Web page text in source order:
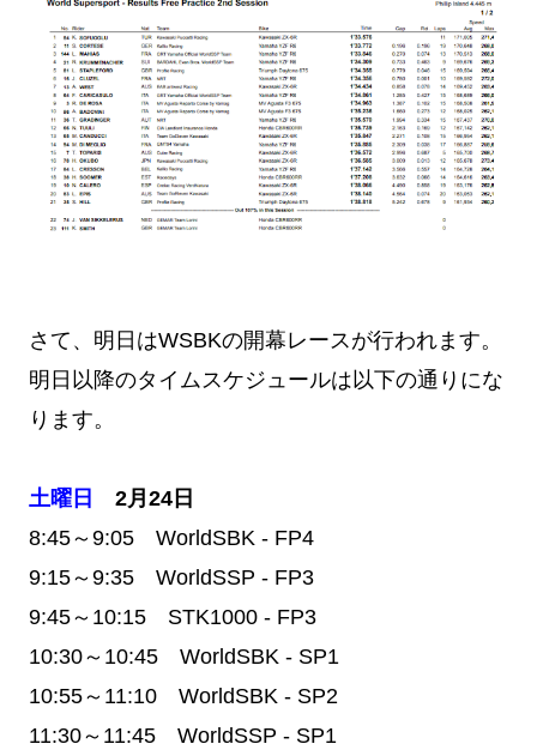
さて、明日はWSBKの開幕レースが行われます。
明日以降のタイムスケジュールは以下の通りにな
ります。
土曜日
2月24日
8:45～9:05 WorldSBK - FP4
9:15～9:35 WorldSSP - FP3
9:45～10:15 STK1000 - FP3
10:30～10:45 WorldSBK - SP1
10:55～11:10 WorldSBK - SP2
11:30～11:45 WorldSSP - SP1